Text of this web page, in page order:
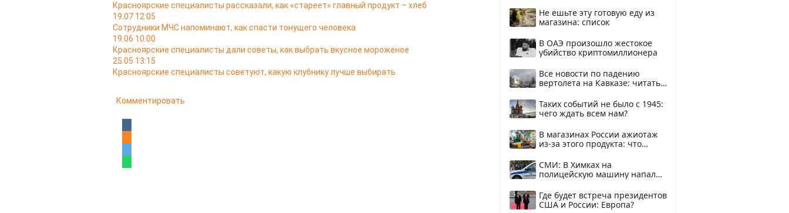
Красноярские специалисты рассказали, как «стареет» главный продукт – хлеб
19.07 12:05
Сотрудники МЧС напоминают, как спасти тонущего человека
19.06 10:00
Красноярские специалисты дали советы, как выбрать вкусное мороженое
25.05 13:15
Красноярские специалисты советуют, какую клубнику лучше выбирать
Комментировать
Не ешьте эту готовую еду из
магазина: список
В ОАЭ произошло жестокое
убийство криптомиллионера
Все новости по падению
вертолета на Кавказе: читать
Таких событий не было с 1945:
чего ждать всем нам?
В магазинах России ажиотаж
из-за этого продукта: что
СМИ: В Химках на
полицейскую машину напали
Где будет встреча президентов
США и России: Европа?